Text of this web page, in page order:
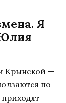
Я
Юлия
Крынской —
по